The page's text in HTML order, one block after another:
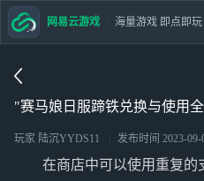
"赛马娘日服蹄铁兑换与使用
玩家 陆沉YYDS11 发布时间 2023-09-
在商店中可以使用重复的
网易云游戏 海量游戏 即点即玩